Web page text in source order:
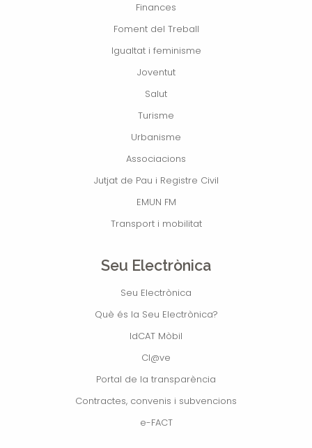
Finances
Foment del Treball
Igualtat i feminisme
Joventut
Salut
Turisme
Urbanisme
Associacions
Jutjat de Pau i Registre Civil
EMUN FM
Transport i mobilitat
Seu Electrònica
Seu Electrònica
Què és la Seu Electrònica?
IdCAT Mòbil
Cl@ve
Portal de la transparència
Contractes, convenis i subvencions
e-FACT